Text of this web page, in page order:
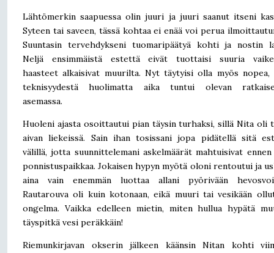
Lähtömerkin saapuessa olin juuri ja juuri saanut itseni
Syteen tai saveen, tässä kohtaa ei enää voi perua
Suuntasin tervehdykseni tuomaripäätyä kohti ja nostin
Neljä ensimmäistä estettä eivät tuottaisi suuria
haasteet alkaisivat muurilta. Nyt täytyisi olla myös nopea,
teknisyydestä huolimatta aika tuntui olevan
asemassa.
Huoleni ajasta osoittautui pian täysin turhaksi, sillä Nita oli
aivan liekeissä. Sain ihan tosissani jopa pidätellä sitä
välillä, jotta suunnittelemani askelmäärät mahtuisivat
ponnistuspaikkaa. Jokaisen hypyn myötä oloni rentoutui ja
aina vain enemmän luottaa allani pyörivään
Rautarouva oli kuin kotonaan, eikä muuri tai vesikään
ongelma. Vaikka edelleen mietin, miten hullua hypätä
täyspitkä vesi peräkkäin!
Riemunkirjavan okserin jälkeen käänsin Nitan kohti